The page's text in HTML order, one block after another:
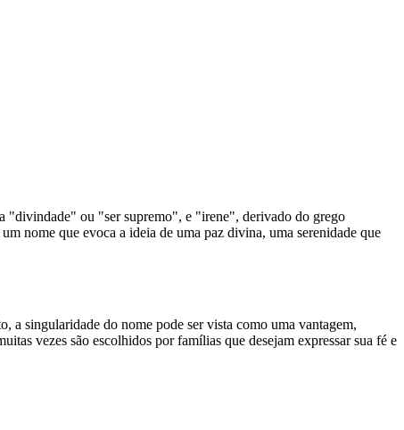
"divindade" ou "ser supremo", e "irene", derivado do grego
nome que evoca a ideia de uma paz divina, uma serenidade que
a singularidade do nome pode ser vista como uma vantagem,
vezes são escolhidos por famílias que desejam expressar sua fé e